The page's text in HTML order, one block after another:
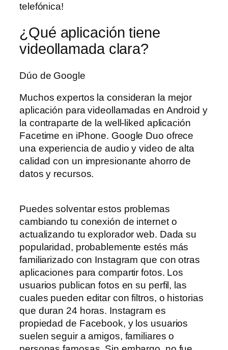
telefónica!
¿Qué aplicación tiene
videollamada clara?
Dúo de Google
Muchos expertos la consideran la mejor
aplicación para videollamadas en Android y
la contraparte de la well-liked aplicación
Facetime en iPhone. Google Duo ofrece
una experiencia de audio y video de alta
calidad con un impresionante ahorro de
datos y recursos.
Puedes solventar estos problemas
cambiando tu conexión de internet o
actualizando tu explorador web. Dada su
popularidad, probablemente estés más
familiarizado con Instagram que con otras
aplicaciones para compartir fotos. Los
usuarios publican fotos en su perfil, las
cuales pueden editar con filtros, o historias
que duran 24 horas. Instagram es
propiedad de Facebook, y los usuarios
suelen seguir a amigos, familiares o